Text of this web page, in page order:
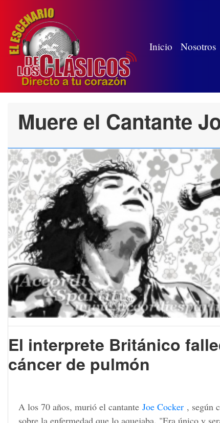
Inicio Nosotros
Muere el Cantante
El interprete Británico
cáncer de pulmón
A los 70 años, murió el cantante Joe Cocker , según
sobre la enfermedad que lo aquejaba. "Era único y